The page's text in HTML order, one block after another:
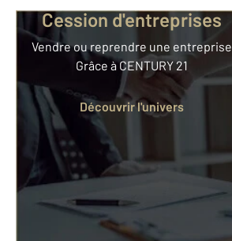
Cession d'entreprises
Vendre ou reprendre une entreprise
Grâce à CENTURY 21
Découvrir l'univers